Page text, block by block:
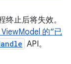
终止后将失效。
的“已
API。